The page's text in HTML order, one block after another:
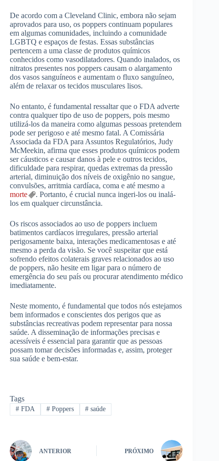
De acordo com a Cleveland Clinic, embora não sejam
aprovados para uso, os poppers continuam populares
em algumas comunidades, incluindo a comunidade
LGBTQ e espaços de festas. Essas substâncias
pertencem a uma classe de produtos químicos
conhecidos como vasodilatadores. Quando inalados, os
nitratos presentes nos poppers causam o alargamento
dos vasos sanguíneos e aumentam o fluxo sanguíneo,
além de relaxar os tecidos musculares lisos.
No entanto, é fundamental ressaltar que o FDA adverte
contra qualquer tipo de uso de poppers, pois mesmo
utilizá-los da maneira como algumas pessoas pretendem
pode ser perigoso e até mesmo fatal. A Comissária
Associada da FDA para Assuntos Regulatórios, Judy
McMeekin, afirma que esses produtos químicos podem
ser cáusticos e causar danos à pele e outros tecidos,
dificuldade para respirar, quedas extremas da pressão
arterial, diminuição dos níveis de oxigênio no sangue,
convulsões, arritmia cardíaca, coma e até mesmo a
morte
. Portanto, é crucial nunca ingeri-los ou inalá-
los em qualquer circunstância.
Os riscos associados ao uso de poppers incluem
batimentos cardíacos irregulares, pressão arterial
perigosamente baixa, interações medicamentosas e até
mesmo a perda da visão. Se você suspeitar que está
sofrendo efeitos colaterais graves relacionados ao uso
de poppers, não hesite em ligar para o número de
emergência do seu país ou procurar atendimento médico
imediatamente.
Neste momento, é fundamental que todos nós estejamos
bem informados e conscientes dos perigos que as
substâncias recreativas podem representar para nossa
saúde. A disseminação de informações precisas e
acessíveis é essencial para garantir que as pessoas
possam tomar decisões informadas e, assim, proteger
sua saúde e bem-estar.
Tags
#FDA #Poppers # saúde
ANTERIOR PRÓXIMO